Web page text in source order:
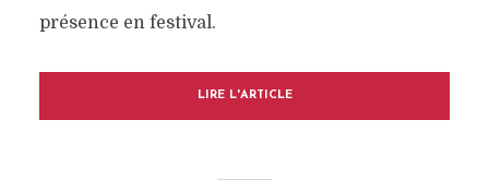
présence en festival.
LIRE L'ARTICLE